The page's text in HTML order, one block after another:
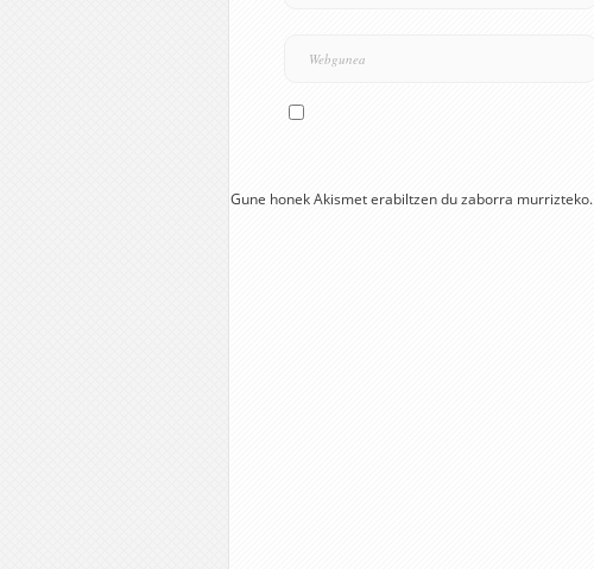
Gune honek Akismet erabiltzen du zaborra murrizteko.